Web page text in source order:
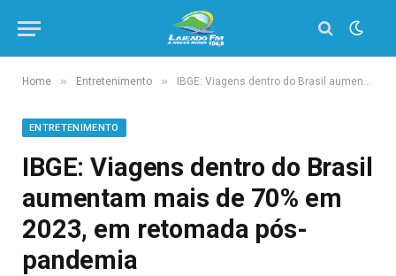
Home » Entretenimento » IBGE: Viagens dentro do Brasil aumentam mais de 70% em 2023, em retomada pós-pandemia
ENTRETENIMENTO
IBGE: Viagens dentro do Brasil
aumentam mais de 70% em
2023, em retomada pós-
pandemia